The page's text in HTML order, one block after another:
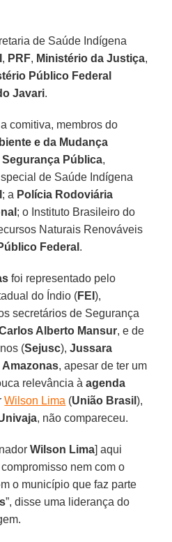
de Saúde Indígena
, PRF, Ministério da Justiça,
Público Federal
Javari.
comitiva, membros do
e da Mudança
Segurança Pública,
de Saúde Indígena
; a Polícia Rodoviária
; o Instituto Brasileiro do
Naturais Renováveis
Federal .
foi representado pelo
do Índio (FEI),
secretários de Segurança
Alberto Mansur, e de
(Sejusc),Jussara
Amazonas, apesar de ter um
relevância àagenda
Wilson Lima (União Brasil),
, não compareceu.
Wilson Lima] aqui
nem com o
o município que faz parte
”, disse uma liderança do